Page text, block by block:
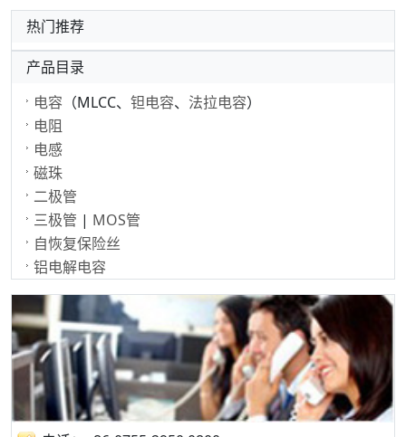
热门推荐
产品目录
电容 （MLCC、 钽电容、 法拉电容）
电阻
电感
磁珠
二极管
三极管 | MOS管
自恢复保险丝
铝电解电容